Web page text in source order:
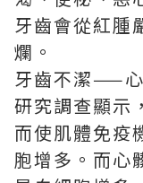
牙齒會從紅腫
爛。
牙齒不潔——
研究調查顯示
而使肌體免疫
胞增多。而心